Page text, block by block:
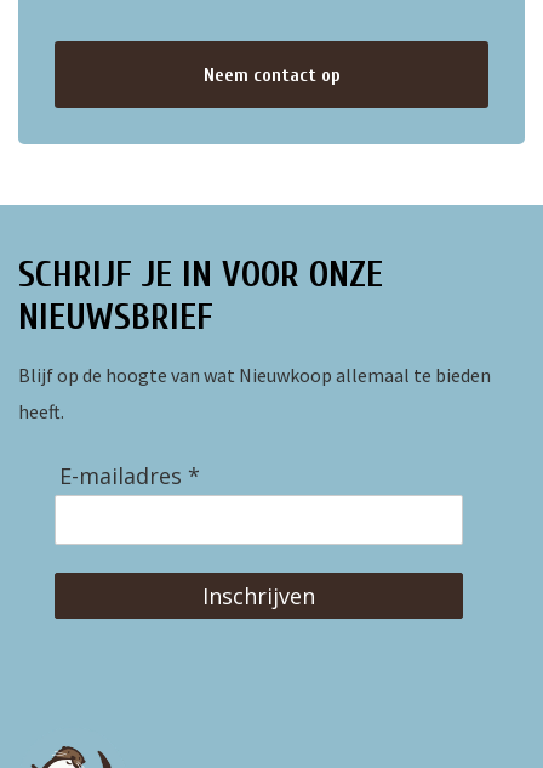
Neem contact op
SCHRIJF JE IN VOOR ONZE
NIEUWSBRIEF
Blijf op de hoogte van wat Nieuwkoop allemaal te bieden
heeft.
E-mailadres *
Inschrijven